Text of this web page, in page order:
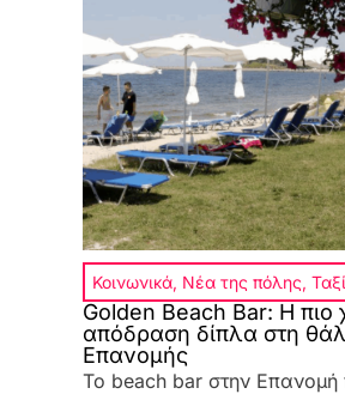
Κοινωνικά, Νέα της πόλης,
Golden Beach Bar: Η πιο
απόδραση δίπλα στη
Επανομής
Το beach bar στην